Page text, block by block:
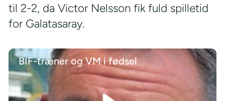
til 2-2, da Victor Nelsson fik fuld spilletid
for Galatasaray.
BIF-træner og VM i fødsel